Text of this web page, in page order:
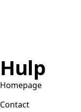
Hulp
Homepage
Contact